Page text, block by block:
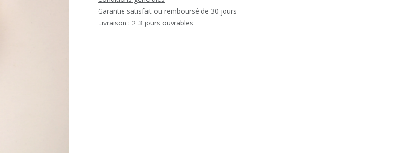
Garantie satisfait ou remboursé de 30 jours
Livraison : 2-3 jours ouvrables